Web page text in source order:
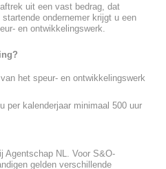
uit een vast bedrag, dat
ondernemer krijgt u een
en ontwikkelingswerk.
het speur- en ontwikkelingswerk
per kalenderjaar minimaal 500 uur
Agentschap NL. Voor S&O-
gelden verschillende